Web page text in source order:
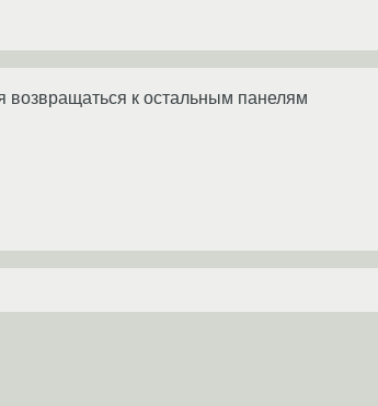
возвращаться к остальным панелям